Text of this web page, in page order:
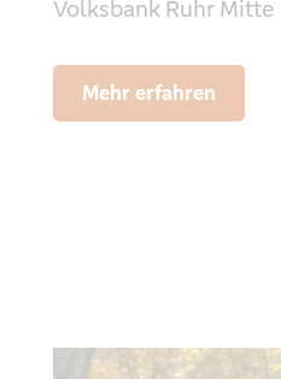
Volksbank Ruhr Mitte
Mehr erfahren